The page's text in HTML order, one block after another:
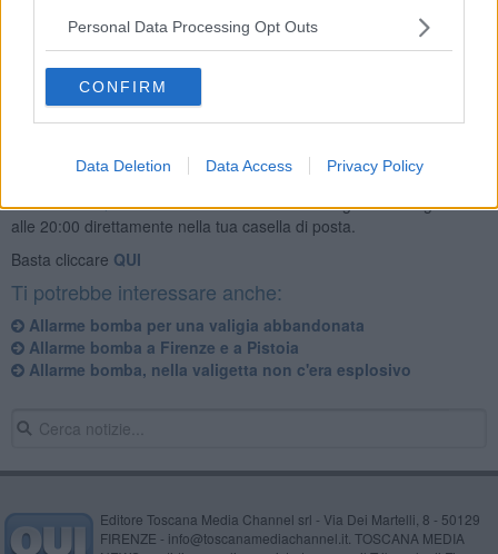
Personal Data Processing Opt Outs
CONFIRM
Data Deletion Data Access Privacy Policy
Il trolley era vuoto. Sul posto anche una squadra dei vigili del fuoco
e personale del 118.
Se vuoi leggere le notizie principali della Toscana iscriviti alla
Newsletter QUInews - ToscanaMedia.Arriva gratis tutti i giorni
alle 20:00 direttamente nella tua casella di posta.
Basta cliccare QUI
Ti potrebbe interessare anche:
Allarme bomba per una valigia abbandonata
Allarme bomba a Firenze e a Pistoia
Allarme bomba, nella valigetta non c'era esplosivo
Editore Toscana Media Channel srl - Via Dei Martelli, 8 - 50129
FIRENZE - info@toscanamediachannel.it. TOSCANA MEDIA